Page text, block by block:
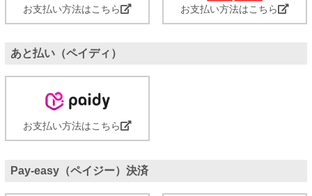
お支払い方法はこちら お支払い方法はこちら
あと払い（ペイディ）
お支払い方法はこちら
Pay-easy（ペイジー）決済